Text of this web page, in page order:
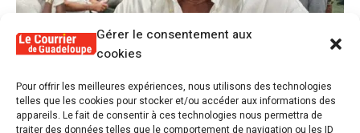
Gérer le consentement aux
cookies
Pour offrir les meilleures expériences, nous utilisons des technologies
telles que les cookies pour stocker et/ou accéder aux informations des
appareils. Le fait de consentir à ces technologies nous permettra de
traiter des données telles que le comportement de navigation ou les ID
1 Alex Lollia : « Cédric Cornet développait
une forme de populisme qui aurait pu se
transformer en macoutisme »